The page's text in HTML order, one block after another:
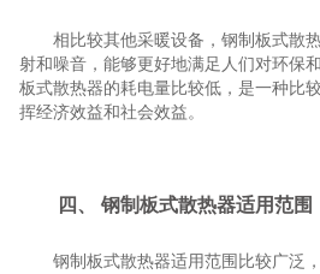
相比较其他采暖设备，钢制板式散热
射和噪音，能够更好地满足人们对环保
板式散热器的耗电量比较低，是一种比
挥经济效益和社会效益。
四、 钢制板式散热器适用范围
钢制板式散热器适用范围比较广泛，